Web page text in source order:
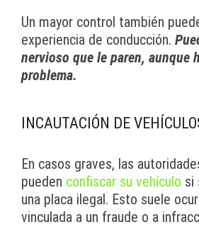
Un mayor control también
experiencia de conducción.
nervioso que le paren, aunque
problema.
INCAUTACIÓN DE
En casos graves, las
pueden confiscar su vehículo si
una placa ilegal. Esto suele
vinculada a un fraude o a